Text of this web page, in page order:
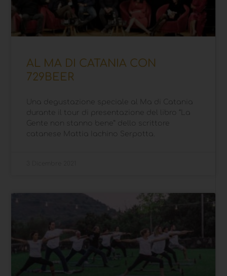
AL MA DI CATANIA CON
729BEER
Una degustazione speciale al Ma di Catania
durante il tour di presentazione del libro “La
Gente non stanno bene” dello scrittore
catanese Mattia Iachino Serpotta.